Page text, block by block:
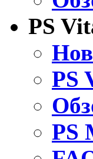
PS
PS
PS